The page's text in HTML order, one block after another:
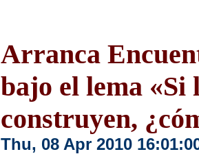
Arranca
bajo el lema «Si
construyen,
Thu, 08 Apr 2010